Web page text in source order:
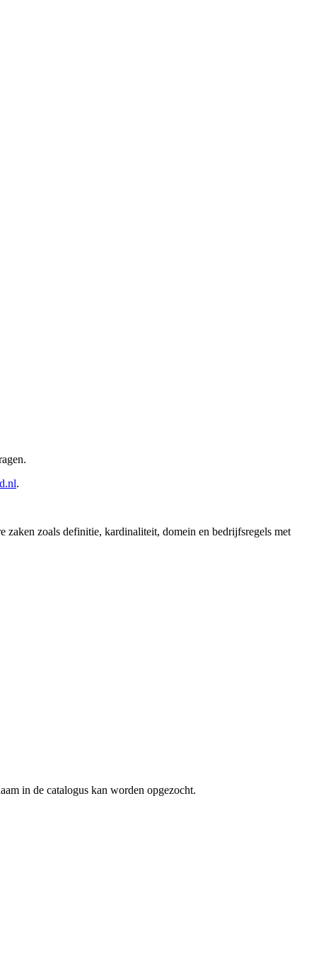
.
zaken zoals definitie, kardinaliteit, domein en bedrijfsregels met
in de catalogus kan worden opgezocht.